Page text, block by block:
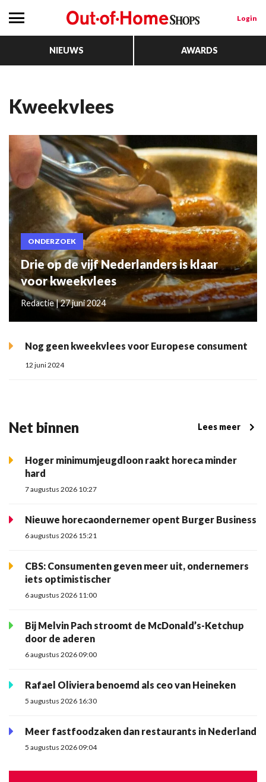
Login
NIEUWS AWARDS
Kweekvlees
ONDERZOEK
Drie op de vijf Nederlanders is klaar
voor kweekvlees
Redactie | 27 juni 2024
Nog geen kweekvlees voor Europese consument
12 juni 2024
Net binnen Lees meer
Hoger minimumjeugdloon raakt horeca minder
hard
7 augustus 2026 10:27
Nieuwe horecaondernemer opent Burger Business
6 augustus 2026 15:21
CBS: Consumenten geven meer uit, ondernemers
iets optimistischer
6 augustus 2026 11:00
Bij Melvin Pach stroomt de McDonald’s-Ketchup
door de aderen
6 augustus 2026 09:00
Rafael Oliviera benoemd als ceo van Heineken
5 augustus 2026 16:30
Meer fastfoodzaken dan restaurants in Nederland
5 augustus 2026 09:04